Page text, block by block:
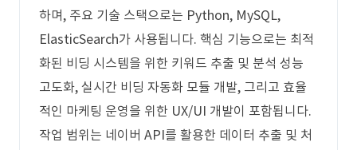
하며, 주요 기술 스택으로는 Python, MySQL,
ElasticSearch가 사용됩니다. 핵심 기능으로는 최적
화된 비딩 시스템을 위한 키워드 추출 및 분석 성능
고도화, 실시간 비딩 자동화 모듈 개발, 그리고 효율
적인 마케팅 운영을 위한 UX/UI 개발이 포함됩니다.
작업 범위는 네이버 API를 활용한 데이터 추출 및 처